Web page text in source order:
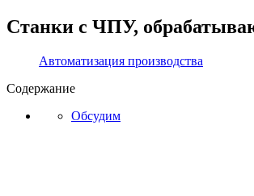
Станки с ЧПУ,
Автоматизация производства
Содержание
Обсудим